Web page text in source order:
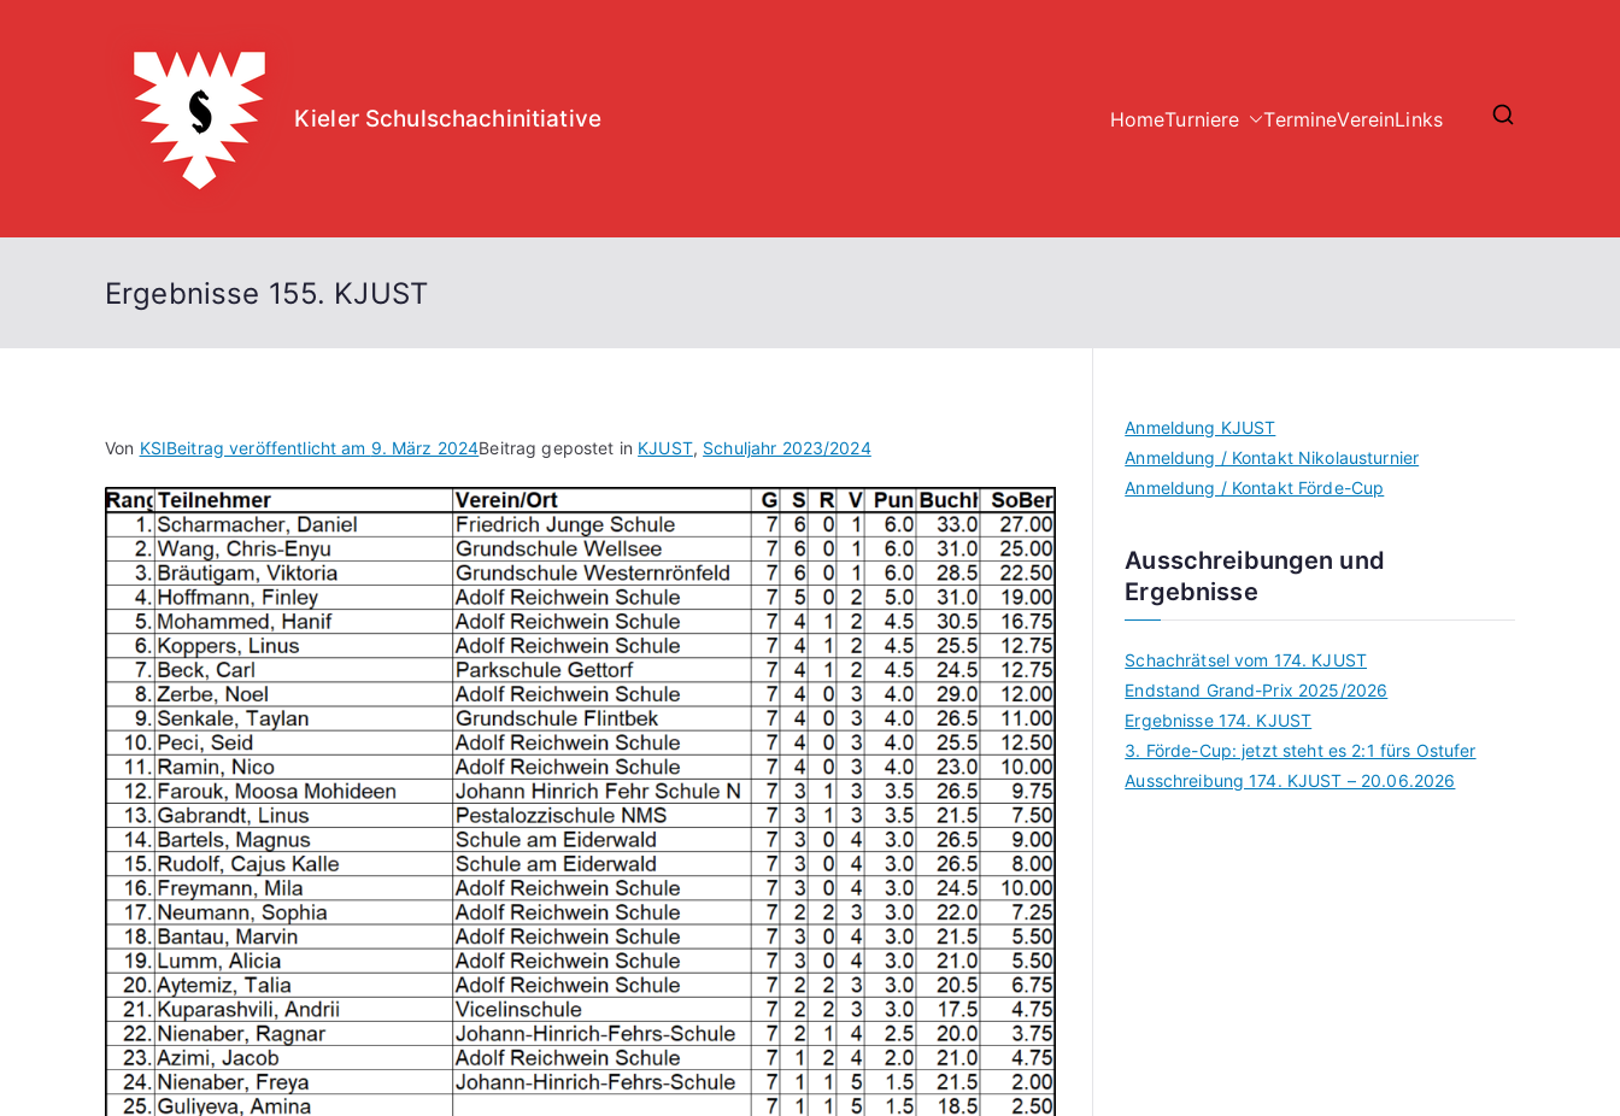
Kieler Schulschachinitiative HomeTurniere TermineVereinLinks
Ergebnisse 155. KJUST
Von KSIBeitrag veröffentlicht am 9. März 2024Beitrag gepostet in KJUST, Schuljahr 2023/2024
Anmeldung KJUST
Anmeldung / Kontakt Nikolausturnier
Anmeldung / Kontakt Förde-Cup
Ausschreibungen und
Ergebnisse
Schachrätsel vom 174. KJUST
Endstand Grand-Prix 2025/2026
Ergebnisse 174. KJUST
3. Förde-Cup: jetzt steht es 2:1 fürs Ostufer
Ausschreibung 174. KJUST – 20.06.2026